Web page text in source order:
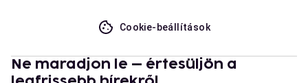
Cookie-beállítások
Ne maradjon le – értesüljön a